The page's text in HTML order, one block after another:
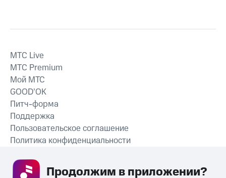
СКАЧАТЬ ПРИЛОЖЕНИЕ
MTС Live
MTС Premium
Мой МТС
GOOD’OK
Питч-форма
Поддержка
Пользовательское соглашение
Политика конфиденциальности